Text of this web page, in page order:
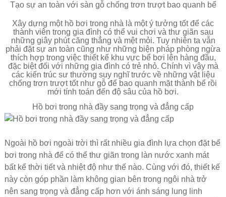
Tạo sự an toàn với sàn gỗ chống trơn trượt bao quanh bể
Xây dựng một hồ bơi trong nhà là một ý tưởng tốt để các
thành viên trong gia đình có thể vui chơi và thư giãn sau
những giây phút căng thẳng và mệt mỏi. Tuy nhiên ta vẫn
phải đặt sự an toàn cũng như những biện pháp phòng ngừa
thích hợp trong việc thiết kế khu vực bể bơi lên hàng đầu,
đặc biệt đối với những gia đình có trẻ nhỏ. Chính vì vậy mà
các kiến trúc sư thường suy nghĩ trước về những vật liệu
chống trơn trượt tốt như gỗ để bao quanh mặt thành bể rồi
mới tính toán đến độ sâu của hồ bơi.
Hồ bơi trong nhà đầy sang trọng và đẳng cấp
Ngoài hồ bơi ngoài trời thì rất nhiều gia đình lựa chọn đặt bể
bơi trong nhà để có thể thư giãn trong làn nước xanh mát
bất kể thời tiết và nhiệt độ như thế nào. Cùng với đó, thiết kế
này còn góp phần làm không gian bên trong ngôi nhà trở
nên sang trọng và đẳng cấp hơn với ánh sáng lung linh